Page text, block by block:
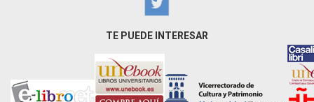
TE PUEDE INTERESAR